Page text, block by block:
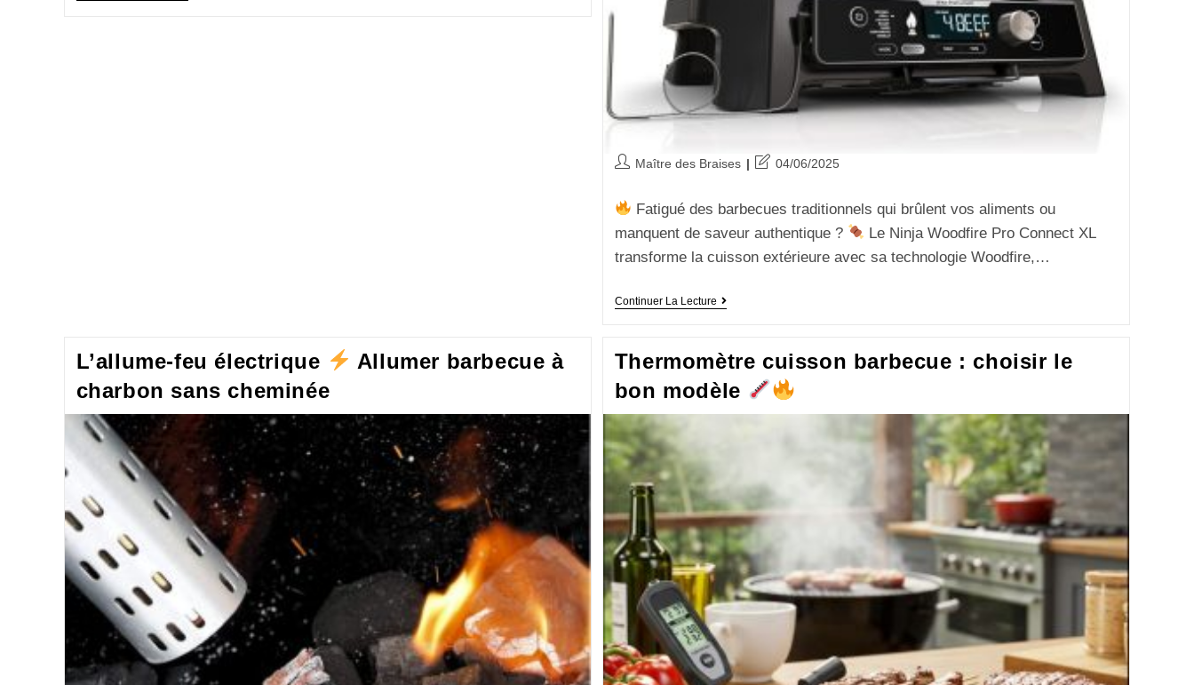
Maître des Braises 04/06/2025
Fatigué des barbecues traditionnels qui brûlent vos aliments ou
manquent de saveur authentique ?
Le Ninja Woodfire Pro Connect XL
transforme la cuisson extérieure avec sa technologie Woodfire,…
Continuer La Lecture
L’allume-feu électrique
Allumer barbecue à
charbon sans cheminée
Thermomètre cuisson barbecue : choisir le
bon modèle